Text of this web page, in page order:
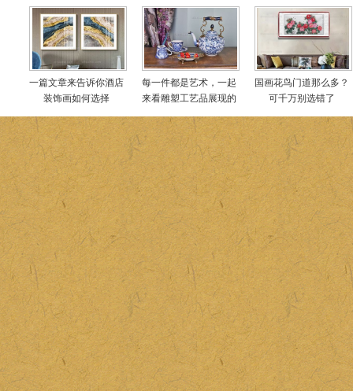
一篇文章来告诉你酒店
装饰画如何选择
每一件都是艺术，一起
来看雕塑工艺品展现的
国画花鸟门道那么多？
可千万别选错了